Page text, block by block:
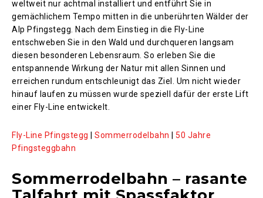
weltweit nur achtmal installiert und entführt Sie in
gemächlichem Tempo mitten in die unberührten Wälder der
Alp Pfingstegg. Nach dem Einstieg in die Fly-Line
entschweben Sie in den Wald und durchqueren langsam
diesen besonderen Lebensraum. So erleben Sie die
entspannende Wirkung der Natur mit allen Sinnen und
erreichen rundum entschleunigt das Ziel. Um nicht wieder
hinauf laufen zu müssen wurde speziell dafür der erste Lift
einer Fly-Line entwickelt.
Fly-Line Pfingstegg Sommerrodelbahn
50 Jahre
Pfingsteggbahn
Sommerrodelbahn – rasante